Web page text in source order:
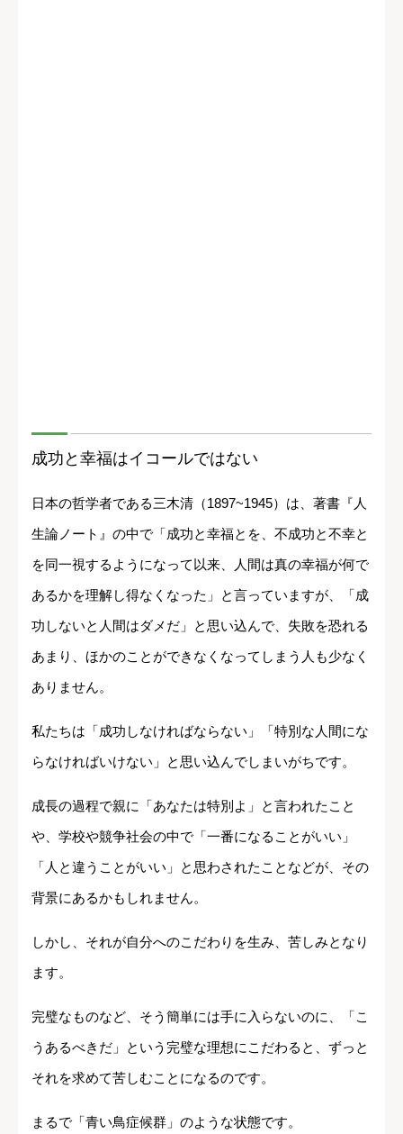
成功と幸福はイコールではない
日本の哲学者である三木清（1897~1945）は、著書『人
生論ノート』の中で「成功と幸福とを、不成功と不幸と
を同一視するようになって以来、人間は真の幸福が何で
あるかを理解し得なくなった」と言っていますが、「成
功しないと人間はダメだ」と思い込んで、失敗を恐れる
あまり、ほかのことができなくなってしまう人も少なく
ありません。
私たちは「成功しなければならない」「特別な人間にな
らなければいけない」と思い込んでしまいがちです。
成長の過程で親に「あなたは特別よ」と言われたこと
や、学校や競争社会の中で「一番になることがいい」
「人と違うことがいい」と思わされたことなどが、その
背景にあるかもしれません。
しかし、それが自分へのこだわりを生み、苦しみとなり
ます。
完璧なものなど、そう簡単には手に入らないのに、「こ
うあるべきだ」という完璧な理想にこだわると、ずっと
それを求めて苦しむことになるのです。
まるで「青い鳥症候群」のような状態です。